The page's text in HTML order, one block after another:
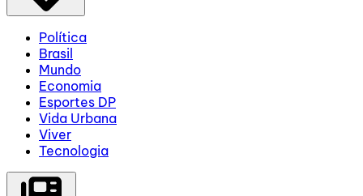
Política
Brasil
Mundo
Economia
Esportes DP
Vida Urbana
Viver
Tecnologia